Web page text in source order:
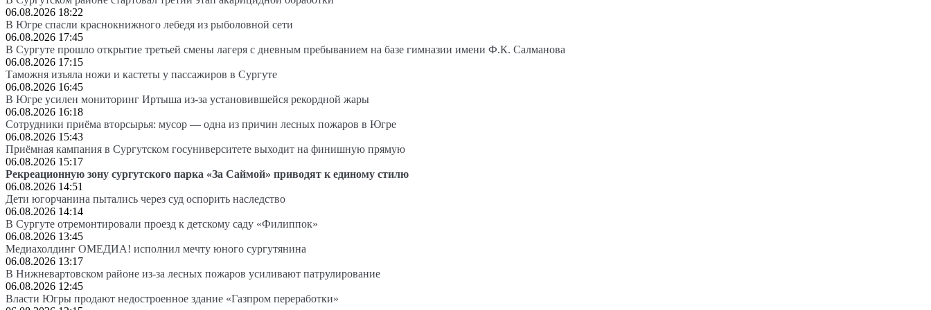
06.08.2026 18:22
В Югре спасли краснокнижного лебедя из рыболовной сети
06.08.2026 17:45
В Сургуте прошло открытие третьей смены лагеря с дневным пребыванием на базе гимназии имени Ф.К. Салманова
06.08.2026 17:15
Таможня изъяла ножи и кастеты у пассажиров в Сургуте
06.08.2026 16:45
В Югре усилен мониторинг Иртыша из-за установившейся рекордной жары
06.08.2026 16:18
Сотрудники приёма вторсырья: мусор — одна из причин лесных пожаров в Югре
06.08.2026 15:43
Приёмная кампания в Сургутском госуниверситете выходит на финишную прямую
06.08.2026 15:17
Рекреационную зону сургутского парка «За Саймой» приводят к единому стилю
06.08.2026 14:51
Дети югорчанина пытались через суд оспорить наследство
06.08.2026 14:14
В Сургуте отремонтировали проезд к детскому саду «Филиппок»
06.08.2026 13:45
Медиахолдинг ОМЕДИА! исполнил мечту юного сургутянина
06.08.2026 13:17
В Нижневартовском районе из-за лесных пожаров усиливают патрулирование
06.08.2026 12:45
Власти Югры продают недостроенное здание «Газпром переработки»